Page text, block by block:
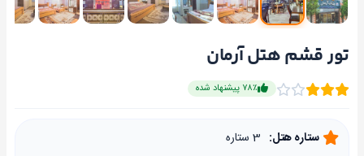
تور قشم هتل آرمان
۷۸٪ پیشنهاد شده
ستاره هتل: